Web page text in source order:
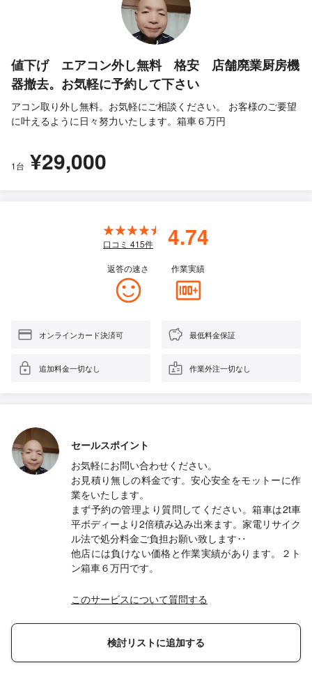
値下げ エアコン外し無料 格安 店舗廃業厨房機
器撤去。お気軽に予約して下さい
アコン取り外し無料。お気軽にご相談ください。 お客様のご要望
に叶えるように日々努力いたします。箱車６万円
1台 ¥29,000
口コミ 415件 4.74
返答の速さ 作業実績
オンラインカード決済可 最低料金保証
追加料金一切なし 作業外注一切なし
セールスポイント
お気軽にお問い合わせください。
お見積り無しの料金です。安心安全をモットーに作
業をいたします。
まず予約の管理より質問してください。箱車は2t車
平ボディーより2倍積み込み出来ます。家電リサイク
ル法で処分料金ご負担お願い致します‥
他店には負けない価格と作業実績があります。２ト
ン箱車６万円です。
このサービスについて質問する
検討リストに追加する